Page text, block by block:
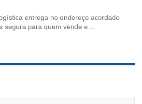
entrega no endereço acordado
segura para quem vende e…